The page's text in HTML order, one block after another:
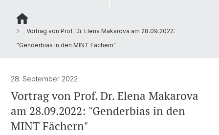
Vortrag von Prof. Dr. Elena Makarova am 28.09.2022:
"Genderbias in den MINT Fächern"
28. September 2022
Vortrag von Prof. Dr. Elena Makarova
am 28.09.2022: "Genderbias in den
MINT Fächern"